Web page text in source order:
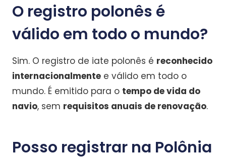
O registro polonês é
válido em todo o mundo?
Sim. O registro de iate polonês é reconhecido
internacionalmente e válido em todo o
mundo. É emitido para o tempo de vida do
navio, sem requisitos anuais de renovação.
Posso registrar na Polônia